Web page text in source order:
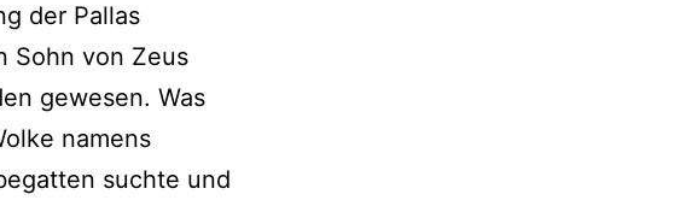
der Pallas
Sohn von Zeus
gewesen. Was
namens
suchte und